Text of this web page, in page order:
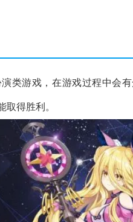
类游戏，在游戏过程中会
取得胜利。